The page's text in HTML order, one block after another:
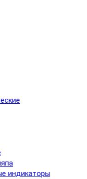
индикаторы